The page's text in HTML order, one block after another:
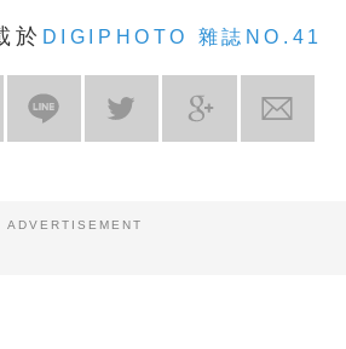
於 DIGIPHOTO 雜誌NO.41
ADVERTISEMENT